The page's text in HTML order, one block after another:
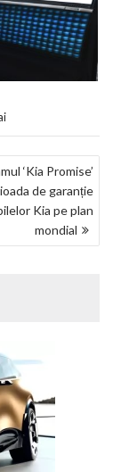
‘Kia Promise’
de garanție
Kia pe plan
mondial